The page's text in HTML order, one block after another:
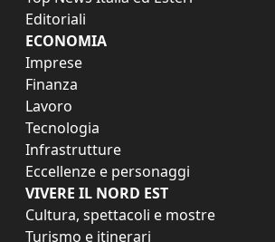
Editoriali
ECONOMIA
Imprese
Finanza
Lavoro
Tecnologia
Infrastrutture
Eccellenze e personaggi
VIVERE IL NORD EST
Cultura, spettacoli e mostre
Turismo e itinerari